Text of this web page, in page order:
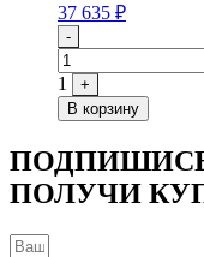
37 635 ₽
Quantity
-
1
+
В корзину
ПОЛУЧИ